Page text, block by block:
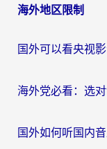
海外地区限制